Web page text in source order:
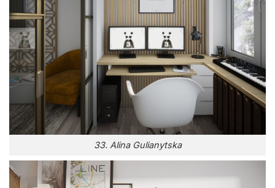
33. Alina Gulianytska